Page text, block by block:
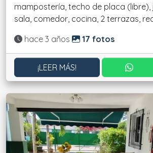
mampostería, techo de placa (libre),
sala, comedor, cocina, 2 terrazas,
Actualizado:
hace 3 años 17 fotos
¡LEER MÁS!